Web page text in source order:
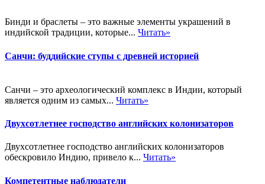
Бинди и браслеты – это важные элементы украшений в
индийской традиции, которые... Читать»
Санчи: буддийские ступы с древней историей
Санчи – это археологический комплекс в Индии, который
является одним из самых... Читать»
Двухсотлетнее господство английских колонизаторов
Двухсотлетнее господство английских колонизаторов
обескровило Индию, привело к... Читать»
Компетентные наблюдатели